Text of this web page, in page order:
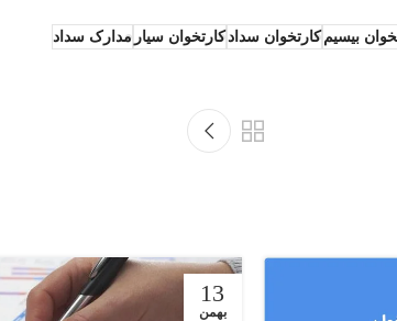
بیسیم کارتخوان سدادکارتخوان سیار مدارک سداد
13
بهمن